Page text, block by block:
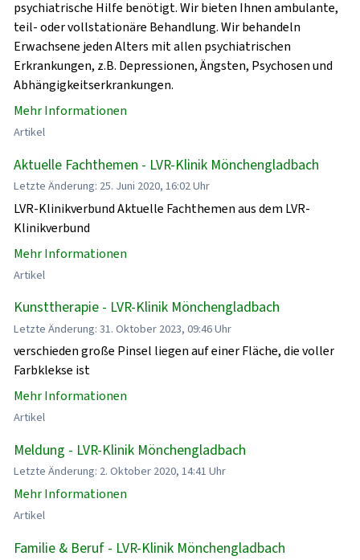
psychiatrische Hilfe benötigt. Wir bieten Ihnen ambulante,
teil- oder vollstationäre Behandlung. Wir behandeln
Erwachsene jeden Alters mit allen psychiatrischen
Erkrankungen, z.B. Depressionen, Ängsten, Psychosen und
Abhängigkeitserkrankungen.
Mehr Informationen
Artikel
Aktuelle Fachthemen - LVR-Klinik Mönchengladbach
Letzte Änderung: 25. Juni 2020, 16:02 Uhr
LVR-Klinikverbund Aktuelle Fachthemen aus dem LVR-
Klinikverbund
Mehr Informationen
Artikel
Kunsttherapie - LVR-Klinik Mönchengladbach
Letzte Änderung: 31. Oktober 2023, 09:46 Uhr
verschieden große Pinsel liegen auf einer Fläche, die voller
Farbklekse ist
Mehr Informationen
Artikel
Meldung - LVR-Klinik Mönchengladbach
Letzte Änderung: 2. Oktober 2020, 14:41 Uhr
Mehr Informationen
Artikel
Familie & Beruf - LVR-Klinik Mönchengladbach